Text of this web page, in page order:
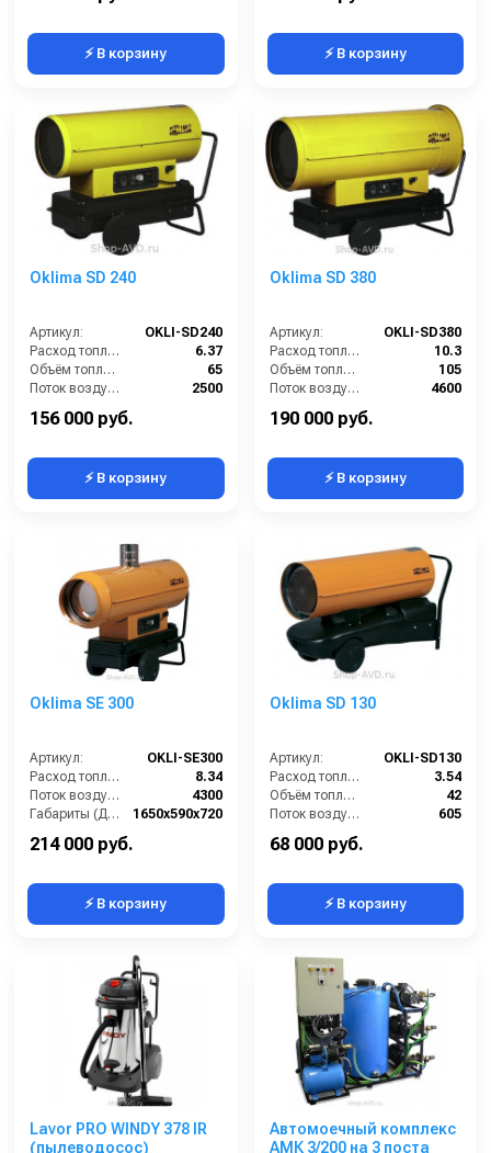
⚡ В корзину ⚡ В корзину
Oklima SD 240
Артикул:
OKLI-SD240
Расход топлива (л/ч):
6.37
Объём топливного бака (л):
65
Поток воздуха (м3/час):
2500
156 000 руб.
⚡ В корзину
Oklima SD 380
Артикул:
OKLI-SD380
Расход топлива (л/ч):
10.3
Объём топливного бака (л):
105
Поток воздуха (м3/час):
4600
190 000 руб.
⚡ В корзину
Oklima SE 300
Артикул:
OKLI-SE300
Расход топлива (л/ч):
8.34
Поток воздуха (м3/час):
4300
Габариты (ДхШхВ):
1650х590х720
214 000 руб.
⚡ В корзину
Oklima SD 130
Артикул:
OKLI-SD130
Расход топлива (л/ч):
3.54
Объём топливного бака (л):
42
Поток воздуха (м3/час):
605
Тепловая мощность / производительность (кВт):
68 000 руб.
⚡ В корзину
Lavor PRO WINDY 378 IR
(пылеводосос)
Автомоечный комплекс
АМК 3/200 на 3 поста